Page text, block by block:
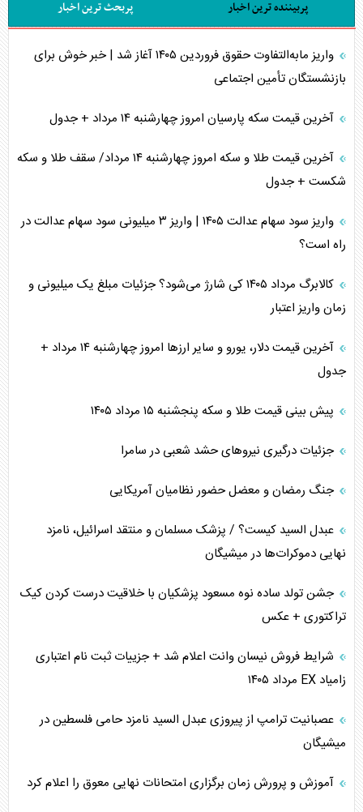
پربیننده ترین اخبار پربحث ترین اخبار
واریز مابه‌التفاوت حقوق فروردین ۱۴۰۵ آغاز شد | خبر خوش برای
بازنشستگان تأمین اجتماعی
آخرین قیمت سکه پارسیان امروز چهارشنبه ۱۴ مرداد + جدول
آخرین قیمت طلا و سکه امروز چهارشنبه ۱۴ مرداد/ سقف طلا و سکه
شکست + جدول
واریز سود سهام عدالت ۱۴۰۵ | واریز ۳ میلیونی سود سهام عدالت در
راه است؟
کالابرگ مرداد ۱۴۰۵ کی شارژ می‌شود؟ جزئیات مبلغ یک میلیونی و
زمان واریز اعتبار
آخرین قیمت دلار، یورو و سایر ارز‌ها امروز چهارشنبه ۱۴ مرداد +
جدول
پیش بینی قیمت طلا و سکه پنجشنبه ۱۵ مرداد ۱۴۰۵
جزئیات درگیری نیرو‌های حشد شعبی در سامرا
جنگ رمضان و معضل حضور نظامیان آمریکایی
عبدل السید کیست؟ / پزشک مسلمان و منتقد اسرائیل، نامزد
نهایی دموکرات‌ها در میشیگان
جشن تولد ساده نوه مسعود پزشکیان با خلاقیت درست کردن کیک
تراکتوری + عکس
شرایط فروش نیسان وانت اعلام شد + جزییات ثبت نام اعتباری
زامیاد EX مرداد ۱۴۰۵
عصبانیت ترامپ از پیروزی عبدل السید نامزد حامی فلسطین در
میشیگان
آموزش و پرورش زمان برگزاری امتحانات نهایی معوق را اعلام کرد